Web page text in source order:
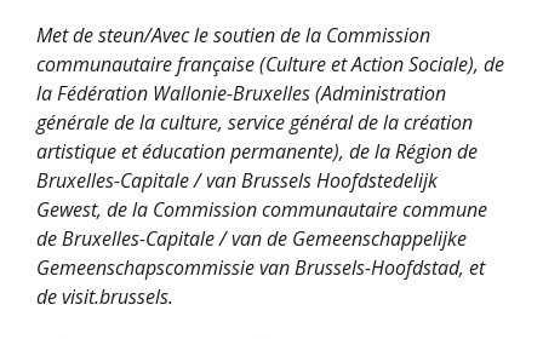
Met de steun/Avec le soutien de la Commission
communautaire française (Culture et Action Sociale), de
la Fédération Wallonie-Bruxelles (Administration
générale de la culture, service général de la création
artistique et éducation permanente), de la Région de
Bruxelles-Capitale / van Brussels Hoofdstedelijk
Gewest, de la Commission communautaire commune
de Bruxelles-Capitale / van de Gemeenschappelijke
Gemeenschapscommissie van Brussels-Hoofdstad, et
de visit.brussels.